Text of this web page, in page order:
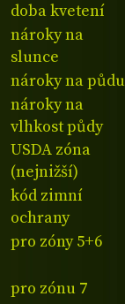
doba kvetení
nároky na
slunce
nároky na půdu
nároky na
vlhkost půdy
USDA zóna
(nejnižší)
kód zimní
ochrany
pro zóny 5+6
pro zónu 7